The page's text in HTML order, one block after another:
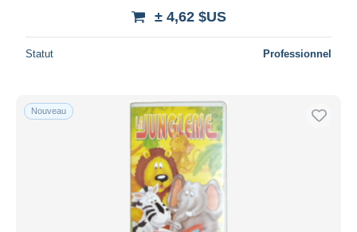
± 4,62 $US
Statut Professionnel
Nouveau